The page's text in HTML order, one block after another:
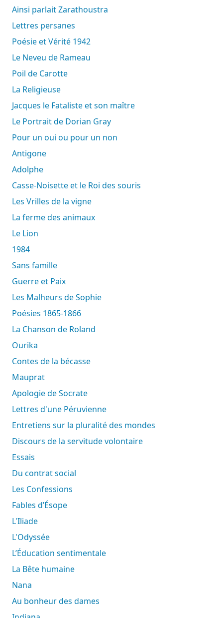
Ainsi parlait Zarathoustra
Lettres persanes
Poésie et Vérité 1942
Le Neveu de Rameau
Poil de Carotte
La Religieuse
Jacques le Fataliste et son maître
Le Portrait de Dorian Gray
Pour un oui ou pour un non
Antigone
Adolphe
Casse-Noisette et le Roi des souris
Les Vrilles de la vigne
La ferme des animaux
Le Lion
1984
Sans famille
Guerre et Paix
Les Malheurs de Sophie
Poésies 1865-1866
La Chanson de Roland
Ourika
Contes de la bécasse
Mauprat
Apologie de Socrate
Lettres d'une Péruvienne
Entretiens sur la pluralité des mondes
Discours de la servitude volontaire
Essais
Du contrat social
Les Confessions
Fables d’Ésope
L'Iliade
L'Odyssée
L’Éducation sentimentale
La Bête humaine
Nana
Au bonheur des dames